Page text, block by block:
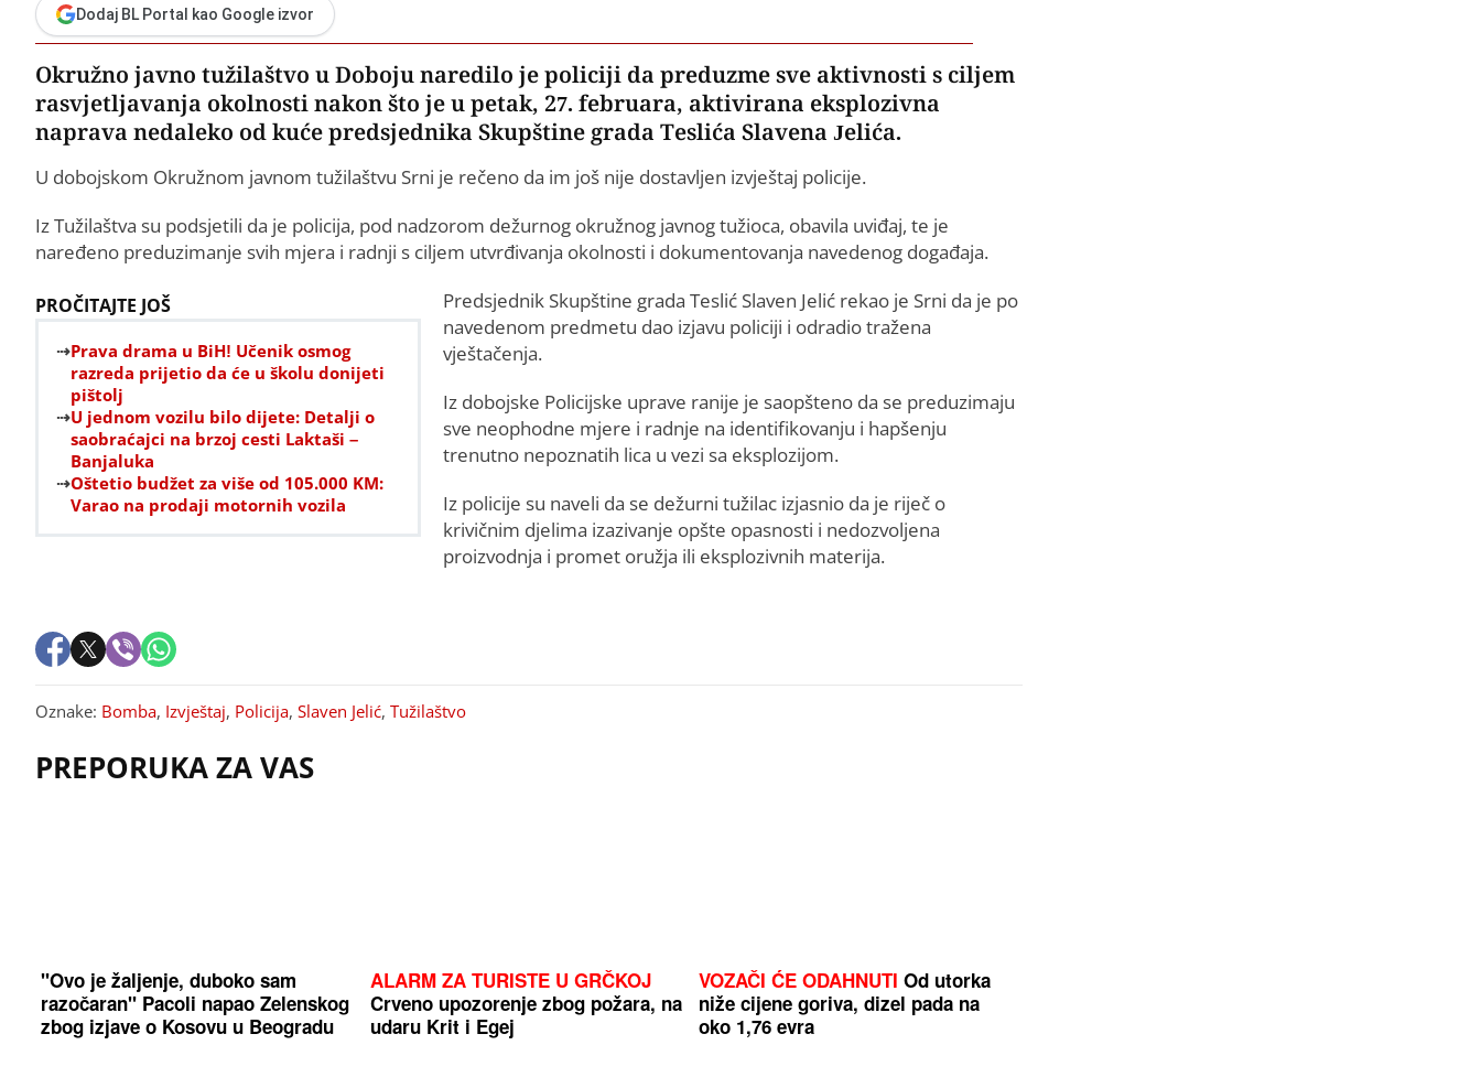
Dodaj BL Portal kao Google izvor
Okružno javno tužilaštvo u Doboju naredilo je policiji da preduzme sve aktivnosti s ciljem
rasvjetljavanja okolnosti nakon što je u petak, 27. februara, aktivirana eksplozivna
naprava nedaleko od kuće predsjednika Skupštine grada Teslića Slavena Jelića.
U dobojskom Okružnom javnom tužilaštvu Srni je rečeno da im još nije dostavljen izvještaj policije.
Iz Tužilaštva su podsjetili da je policija, pod nadzorom dežurnog okružnog javnog tužioca, obavila uviđaj, te je
naređeno preduzimanje svih mjera i radnji s ciljem utvrđivanja okolnosti i dokumentovanja navedenog događaja.
PROČITAJTE JOŠ
Prava drama u BiH! Učenik osmog
razreda prijetio da će u školu donijeti
pištolj
U jednom vozilu bilo dijete: Detalji o
saobraćajci na brzoj cesti Laktaši –
Banjaluka
Oštetio budžet za više od 105.000 KM:
Varao na prodaji motornih vozila
Predsjednik Skupštine grada Teslić Slaven Jelić rekao je Srni da je po
navedenom predmetu dao izjavu policiji i odradio tražena
vještačenja.
Iz dobojske Policijske uprave ranije je saopšteno da se preduzimaju
sve neophodne mjere i radnje na identifikovanju i hapšenju
trenutno nepoznatih lica u vezi sa eksplozijom.
Iz policije su naveli da se dežurni tužilac izjasnio da je riječ o
krivičnim djelima izazivanje opšte opasnosti i nedozvoljena
proizvodnja i promet oružja ili eksplozivnih materija.
Oznake: Bomba, Izvještaj, Policija, Slaven Jelić, Tužilaštvo
PREPORUKA ZA VAS
"Ovo je žaljenje, duboko sam
razočaran" Pacoli napao Zelenskog
zbog izjave o Kosovu u Beogradu
ALARM ZA TURISTE U GRČKOJ
Crveno upozorenje zbog požara, na
udaru Krit i Egej
VOZAČI ĆE ODAHNUTI Od utorka
niže cijene goriva, dizel pada na
oko 1,76 evra